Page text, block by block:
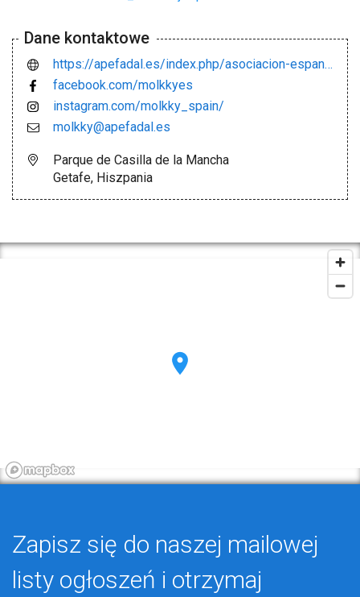
Dane kontaktowe
https://apefadal.es/index.php/asociacion-espanola-de-molkky/
facebook.com/molkkyes
instagram.com/molkky_spain/
molkky@apefadal.es
Parque de Casilla de la Mancha
Getafe, Hiszpania
Zapisz się do naszej mailowej
listy ogłoszeń i otrzymaj